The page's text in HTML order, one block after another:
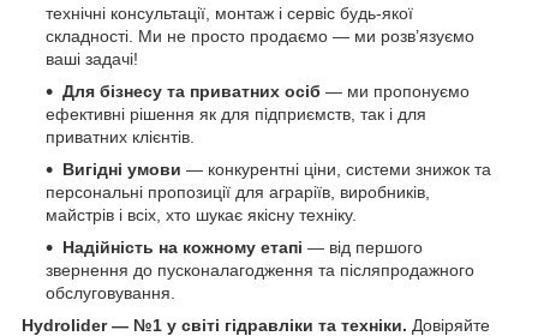
технічні консультації, монтаж і сервіс будь-якої
складності. Ми не просто продаємо — ми розв’язуємо
ваші задачі!
Для бізнесу та приватних осіб — ми пропонуємо
ефективні рішення як для підприємств, так і для
приватних клієнтів.
Вигідні умови — конкурентні ціни, системи знижок та
персональні пропозиції для аграріїв, виробників,
майстрів і всіх, хто шукає якісну техніку.
Надійність на кожному етапі — від першого
звернення до пусконалагодження та післяпродажного
обслуговування.
Hydrolider — №1 у світі гідравліки та техніки. Довіряйте